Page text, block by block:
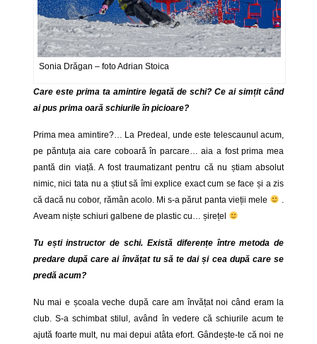
Sonia Drăgan – foto Adrian Stoica
Care este prima ta amintire legată de schi? Ce ai simțit când
ai pus prima oară schiurile în picioare?
Prima mea amintire?… La Predeal, unde este telescaunul acum,
pe păntuța aia care coboară în parcare… aia a fost prima mea
pantă din viață. A fost traumatizant pentru că nu știam absolut
nimic, nici tata nu a știut să îmi explice exact cum se face și a zis
că dacă nu cobor, rămân acolo. Mi s-a părut panta vieții mele
.
Aveam niște schiuri galbene de plastic cu… șirețel
Tu ești instructor de schi. Există diferențe între metoda de
predare după care ai învățat tu să te dai și cea după care se
predă acum?
Nu mai e școala veche după care am învățat noi când eram la
club. S-a schimbat stilul, având în vedere că schiurile acum te
ajută foarte mult, nu mai depui atâta efort. Gândește-te că noi ne